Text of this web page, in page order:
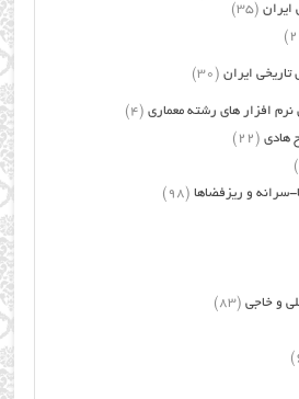
ایران (35)
ایران (30)
نرم افزار های رشته معماری (4)
هادی (22)
سرانه و ریزفضاها (98)
و خاجی (83)